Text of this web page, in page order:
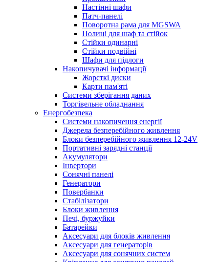
Настінні шафи
Патч-панелі
Поворотна рама для MGSWA
Полиці для шаф та стійок
Стійки одинарні
Стійки подвійні
Шафи для підлоги
Накопичувачі інформації
Жорсткі диски
Карти пам'яті
Системи зберігання даних
Торгівельне обладнання
Енергобезпека
Системи накопичення енергії
Джерела безперебійного живлення
Блоки безперебійного живлення 12-24V
Портативні зарядні станції
Акумулятори
Інвертори
Сонячні панелі
Генератори
Повербанки
Стабілізатори
Блоки живлення
Печі, буржуйки
Батарейки
Аксесуари для блоків живлення
Аксесуари для генераторів
Аксесуари для сонячних систем